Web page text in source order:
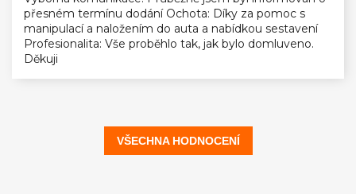
přesném termínu dodání Ochota: Díky za pomoc s
manipulací a naložením do auta a nabídkou sestavení
Profesionalita: Vše proběhlo tak, jak bylo domluveno.
Děkuji
VŠECHNA HODNOCENÍ